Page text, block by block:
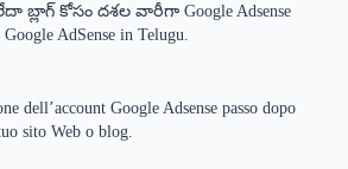
కోసం దశల వారీగా Google Adsense
AdSense in Telugu.
dell’account Google Adsense passo dopo
sito Web o blog.